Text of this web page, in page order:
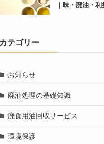
｜味・廃油・利
カテゴリー
お知らせ
廃油処理の基礎知識
廃食用油回収サービス
環境保護